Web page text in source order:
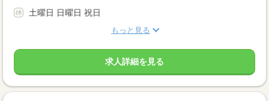
土曜日 日曜日 祝日
もっと見る
求人詳細を見る